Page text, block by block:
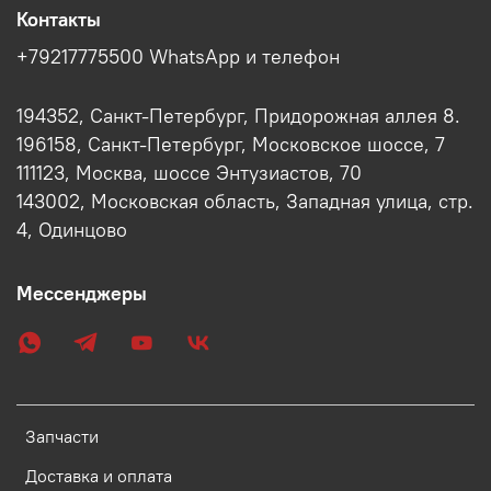
Запчасти
Доставка и оплата
Контакты
+79217775500 WhatsApp и телефон
194352, Санкт-Петербург, Придорожная аллея 8.
196158, Санкт-Петербург, Московское шоссе, 7
111123, Москва, шоссе Энтузиастов, 70
143002, Московская область, Западная улица, стр.
4, Одинцово
Мессенджеры